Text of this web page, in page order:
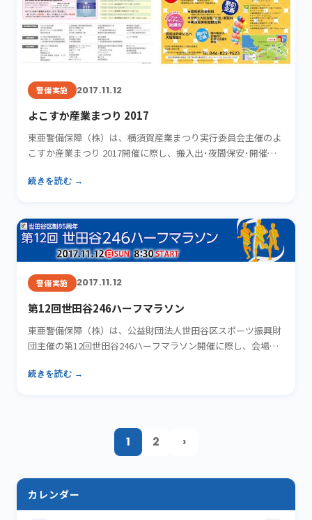
警備実施 2017.11.12
よこすか産業まつり 2017
東亜警備保障（株）は、横須賀産業まつり実行委員会主催のよ
こすか産業まつり 2017開催に際し、搬入出･夜間保安･開催時
続きを読む →
警備実施 2017.11.12
第12回世田谷246ハーフマラソン
東亜警備保障（株）は、公益財団法人世田谷区スポーツ振興財
団主催の第12回世田谷246ハーフマラソン開催に際し、会場の
続きを読む →
1 2 ›
カレンダー